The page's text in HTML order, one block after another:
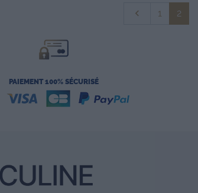
Précédent
 1 2
PAIEMENT 100% SÉCURISÉ